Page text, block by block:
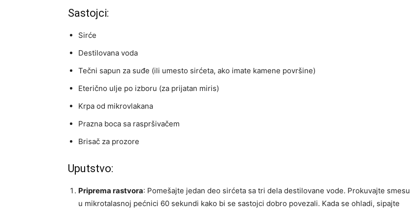
Sastojci:
Sirće
Destilovana voda
Tečni sapun za suđe (ili umesto sirćeta, ako imate kamene površine)
Eterično ulje po izboru (za prijatan miris)
Krpa od mikrovlakana
Prazna boca sa raspršivačem
Brisač za prozore
Uputstvo:
Priprema rastvora: Pomešajte jedan deo sirćeta sa tri dela destilovane vode. Prokuvajte smesu
u mikrotalasnoj pećnici 60 sekundi kako bi se sastojci dobro povezali. Kada se ohladi, sipajte